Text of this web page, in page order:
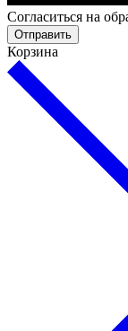
Cогласиться на
Отправить
Корзина